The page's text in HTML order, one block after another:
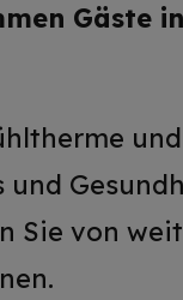
Gäste
und
Sie von weit